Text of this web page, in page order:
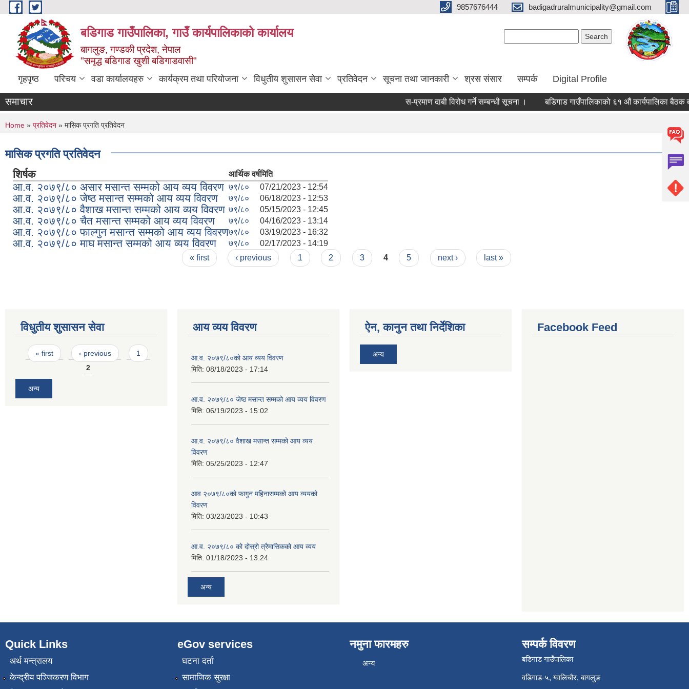
Skip to main content 9857676444 badigadruralmunicipality@gmail.com
बडिगाड गाउँपालिका, गाउँ कार्यपालिकाको कार्यालय
बागलुङ, गण्डकी प्रदेश, नेपाल
"समृद्ध बडिगाड खुशी बडिगाडवासी"
गृहपृष्ठ परिचय वडा कार्यालयहरु कार्यक्रम तथा परियोजना विधुतीय शुसासन सेवा प्रतिवेदन सूचना तथा जानकारी श्रस संसार सम्पर्क Digital Profile
समाचार स-प्रमाण दाबी विरोध गर्ने सम्बन्धी सूचना । बडिगाड गाउँपालिकाको ६१ औं कार्यपालिका बैठक
You are here
Home » प्रतिवेदन » मासिक प्रगति प्रतिवेदन
मासिक प्रगति प्रतिवेदन
शिर्षक आर्थिक वर्षमिति
आ.व. २०७९/८० असार मसान्त सम्मको आय व्यय विवरण ७९/८० 07/21/2023 - 12:54
आ.व. २०७९/८० जेष्ठ मसान्त सम्मको आय व्यय विवरण ७९/८० 06/18/2023 - 12:53
आ.व. २०७९/८० वैशाख मसान्त सम्मको आय व्यय विवरण ७९/८० 05/15/2023 - 12:45
आ.व. २०७९/८० चैत मसान्त सम्मको आय व्यय विवरण ७९/८० 04/16/2023 - 13:14
आ.व. २०७९/८० फाल्गुन मसान्त सम्मको आय व्यय विवरण७९/८० 03/19/2023 - 16:32
आ.व. २०७९/८० माघ मसान्त सम्मको आय व्यय विवरण ७९/८० 02/17/2023 - 14:19
« first ‹ previous 1 2 3 4 5 next › last »
विधुतीय शुसासन सेवा
Pages
« first ‹ previous
1
2
अन्य
आय व्यय विवरण
आ.व. २०७९/८०को आय व्यय विवरण
मिति: 08/18/2023 - 17:14
आ.व. २०७९/८० जेष्ठ मसान्त सम्मको आय व्यय विवरण
मिति: 06/19/2023 - 15:02
आ.व. २०७९/८० वैशाख मसान्त सम्मको आय व्यय
विवरण
मिति: 05/25/2023 - 12:47
आव २०७९/८०को फागुन महिनासम्मको आय व्ययको
विवरण
मिति: 03/23/2023 - 10:43
आ.व. २०७९/८० को दोस्रो त्रैमासिकको आय व्यय
मिति: 01/18/2023 - 13:24
अन्य
ऐन, कानुन तथा निर्देशिका
अन्य
Facebook Feed
Quick Links
अर्थ मन्त्रालय
केन्द्रीय पञ्जिकरण विभाग
eGov services
घटना दर्ता
सामाजिक सुरक्षा
नमुना फारमहरु
अन्य
सम्पर्क विवरण
बडिगाड गाउँपालिका
वडिगाड-५, ग्वालिचौर, बागलुङ